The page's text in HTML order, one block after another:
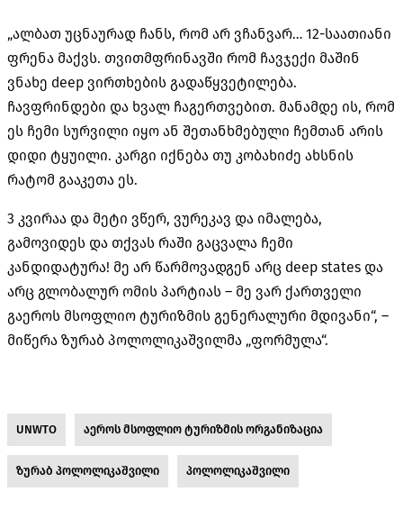
„ალბათ უცნაურად ჩანს, რომ არ ვჩანვარ… 12-საათიანი
ფრენა მაქვს. თვითმფრინავში რომ ჩავჯექი მაშინ
ვნახე deep ვირთხების გადაწყვეტილება.
ჩავფრინდები და ხვალ ჩაგერთვებით. მანამდე ის, რომ
ეს ჩემი სურვილი იყო ან შეთანხმებული ჩემთან არის
დიდი ტყუილი. კარგი იქნება თუ კობახიძე ახსნის
რატომ გააკეთა ეს.
3 კვირაა და მეტი ვწერ, ვურეკავ და იმალება,
გამოვიდეს და თქვას რაში გაცვალა ჩემი
კანდიდატურა! მე არ წარმოვადგენ არც deep states და
არც გლობალურ ომის პარტიას – მე ვარ ქართველი
გაეროს მსოფლიო ტურიზმის გენერალური მდივანი“, –
მიწერა ზურაბ პოლოლიკაშვილმა „ფორმულა“.
UNWTO აეროს მსოფლიო ტურიზმის ორგანიზაცია
ზურაბ პოლოლიკაშვილი პოლოლიკაშვილი